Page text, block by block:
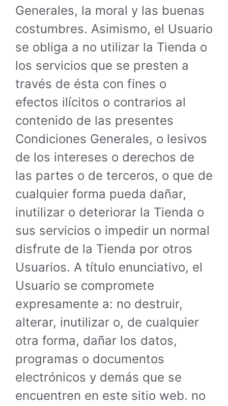
Generales, la moral y las buenas
costumbres. Asimismo, el Usuario
se obliga a no utilizar la Tienda o
los servicios que se presten a
través de ésta con fines o
efectos ilícitos o contrarios al
contenido de las presentes
Condiciones Generales, o lesivos
de los intereses o derechos de
las partes o de terceros, o que de
cualquier forma pueda dañar,
inutilizar o deteriorar la Tienda o
sus servicios o impedir un normal
disfrute de la Tienda por otros
Usuarios. A título enunciativo, el
Usuario se compromete
expresamente a: no destruir,
alterar, inutilizar o, de cualquier
otra forma, dañar los datos,
programas o documentos
electrónicos y demás que se
encuentren en este sitio web. no